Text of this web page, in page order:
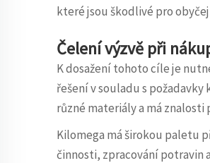
které jsou škodlivé pro
Čelení výzvě při
K dosažení tohoto cíle je
řešení v souladu s
různé materiály a má znalosti
Kilomega má širokou paletu
činnosti, zpracování potravin